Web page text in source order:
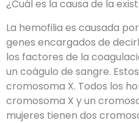
¿Cuál es la causa de la
La hemofilia es causada
genes encargados de
los factores de la
un coágulo de sangre.
cromosoma X. Todos los
cromosoma X y un
mujeres tienen dos